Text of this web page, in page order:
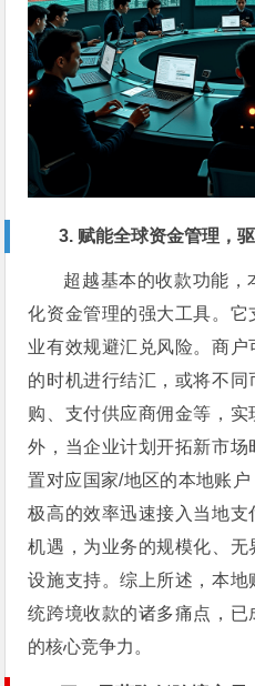
3. 赋能全球资金管理，
超越基本的收款功能，
化资金管理的强大工具。
业有效规避汇兑风险。商户
的时机进行结汇，或将不
购、支付供应商佣金等，
外，当企业计划开拓新市
置对应国家/地区的本地账
极高的效率迅速接入当地
机遇，为业务的规模化、
设施支持。综上所述，本
统跨境收款的诸多痛点，
的核心竞争力。